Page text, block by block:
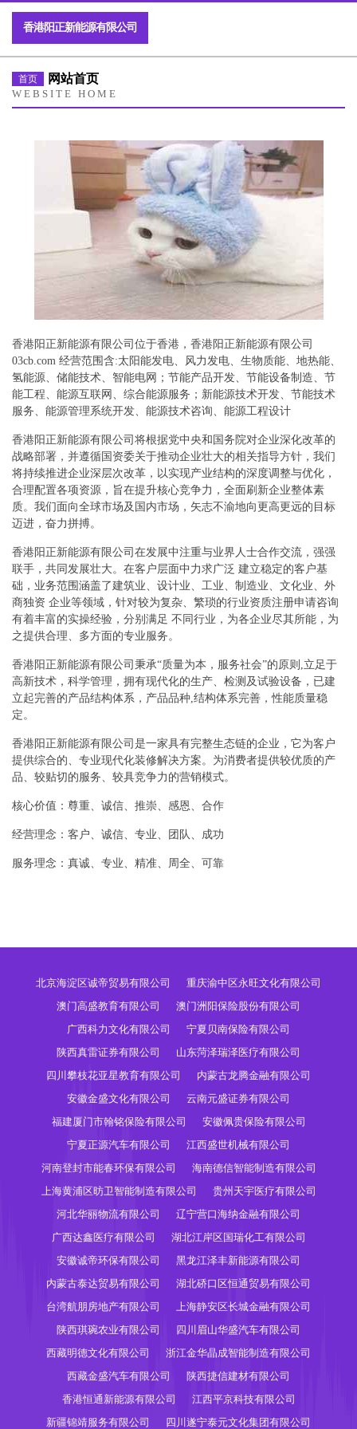
香港阳正新能源有限公司
首页 网站首页
WEBSITE HOME
香港阳正新能源有限公司位于香港，香港阳正新能源有限公司
03cb.com 经营范围含:太阳能发电、风力发电、生物质能、地热能、
氢能源、储能技术、智能电网；节能产品开发、节能设备制造、节
能工程、能源互联网、综合能源服务；新能源技术开发、节能技术
服务、能源管理系统开发、能源技术咨询、能源工程设计
香港阳正新能源有限公司将根据党中央和国务院对企业深化改革的
战略部署，并遵循国资委关于推动企业壮大的相关指导方针，我们
将持续推进企业深层次改革，以实现产业结构的深度调整与优化，
合理配置各项资源，旨在提升核心竞争力，全面刷新企业整体素
质。我们面向全球市场及国内市场，矢志不渝地向更高更远的目标
迈进，奋力拼搏。
香港阳正新能源有限公司在发展中注重与业界人士合作交流，强强
联手，共同发展壮大。在客户层面中力求广泛 建立稳定的客户基
础，业务范围涵盖了建筑业、设计业、工业、制造业、文化业、外
商独资 企业等领域，针对较为复杂、繁琐的行业资质注册申请咨询
有着丰富的实操经验，分别满足 不同行业，为各企业尽其所能，为
之提供合理、多方面的专业服务。
香港阳正新能源有限公司秉承“质量为本，服务社会”的原则,立足于
高新技术，科学管理，拥有现代化的生产、检测及试验设备，已建
立起完善的产品结构体系，产品品种,结构体系完善，性能质量稳
定。
香港阳正新能源有限公司是一家具有完整生态链的企业，它为客户
提供综合的、专业现代化装修解决方案。为消费者提供较优质的产
品、较贴切的服务、较具竞争力的营销模式。
核心价值：尊重、诚信、推崇、感恩、合作
经营理念：客户、诚信、专业、团队、成功
服务理念：真诚、专业、精准、周全、可靠
北京海淀区诚帝贸易有限公司
重庆渝中区永旺文化有限公司
澳门高盛教育有限公司
澳门洲阳保险股份有限公司
广西科力文化有限公司
宁夏贝南保险有限公司
陕西真雷证券有限公司
山东菏泽瑞泽医疗有限公司
四川攀枝花亚星教育有限公司
内蒙古龙腾金融有限公司
安徽金盛文化有限公司
云南元盛证券有限公司
福建厦门市翰铭保险有限公司
安徽佩贵保险有限公司
宁夏正源汽车有限公司
江西盛世机械有限公司
河南登封市能春环保有限公司
海南德信智能制造有限公司
上海黄浦区昉卫智能制造有限公司
贵州天宇医疗有限公司
河北华丽物流有限公司
辽宁营口海纳金融有限公司
广西达鑫医疗有限公司
湖北江岸区国瑞化工有限公司
安徽诚帝环保有限公司
黑龙江泽丰新能源有限公司
内蒙古泰达贸易有限公司
湖北硚口区恒通贸易有限公司
台湾航朋房地产有限公司
上海静安区长城金融有限公司
陕西琪琬农业有限公司
四川眉山华盛汽车有限公司
西藏明德文化有限公司
浙江金华晶成智能制造有限公司
西藏金盛汽车有限公司
陕西捷信建材有限公司
香港恒通新能源有限公司
江西平京科技有限公司
新疆锦靖服务有限公司
四川遂宁泰元文化集团有限公司